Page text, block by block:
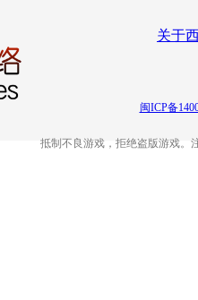
关于
闽ICP备
抵制不良游戏，拒绝盗版游戏。